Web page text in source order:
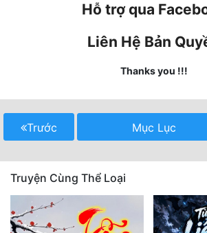
Sắc
Sủng
Thanh Xuân
Tiên Hiệp
Tiểu Thuyết
Hỗ trợ qua
Liên Hệ Bản
Thanks you !!!
Trước Mục Lục
Truyện Cùng Thể Loại